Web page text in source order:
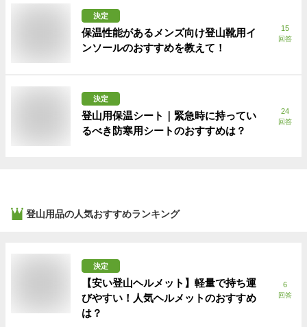
決定
保温性能があるメンズ向け登山靴用イ
ンソールのおすすめを教えて！
15
回答
決定
登山用保温シート｜緊急時に持ってい
るべき防寒用シートのおすすめは？
24
回答
登山用品の人気おすすめランキング
決定
【安い登山ヘルメット】軽量で持ち運
びやすい！人気ヘルメットのおすすめ
は？
6
回答